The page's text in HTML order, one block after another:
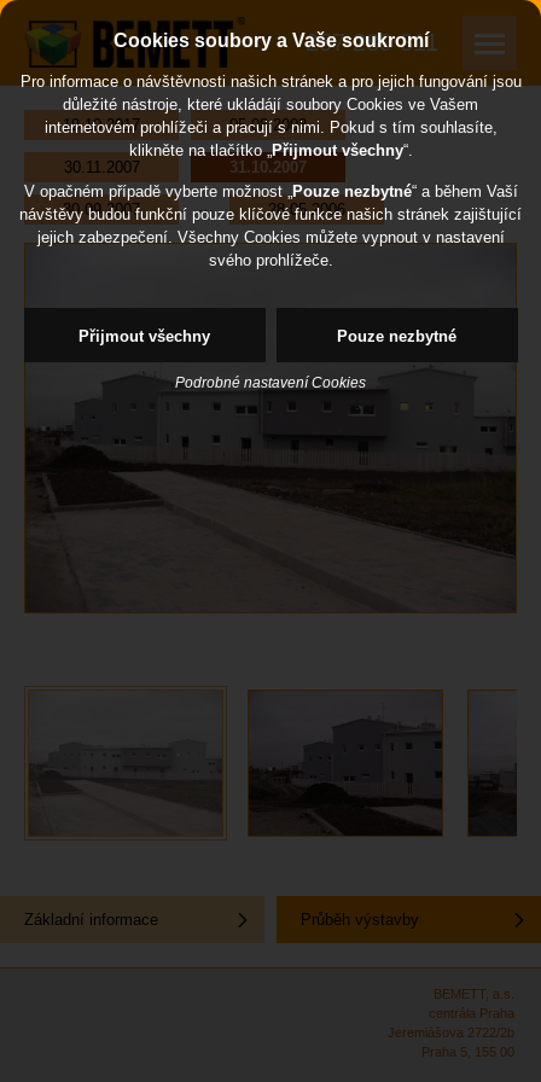
257 289 311
19.10.2017 05.08.2008
30.11.2007 31.10.2007
30.09.2007 … 28.05.2006
Základní informace Průběh výstavby
BEMETT, a.s.
centrála Praha
Jeremiášova 2722/2b
Praha 5, 155 00
Cookies soubory a Vaše soukromí
Pro informace o návštěvnosti našich stránek a pro jejich fungování jsou
důležité nástroje, které ukládájí soubory Cookies ve Vašem
internetovém prohlížeči a pracují s nimi. Pokud s tím souhlasíte,
klikněte na tlačítko „Přijmout všechny“.
V opačném případě vyberte možnost „Pouze nezbytné“ a během Vaší
návštěvy budou funkční pouze klíčové funkce našich stránek zajištující
jejich zabezpečení. Všechny Cookies můžete vypnout v nastavení
svého prohlížeče.
Přijmout všechny Pouze nezbytné
Podrobné nastavení Cookies